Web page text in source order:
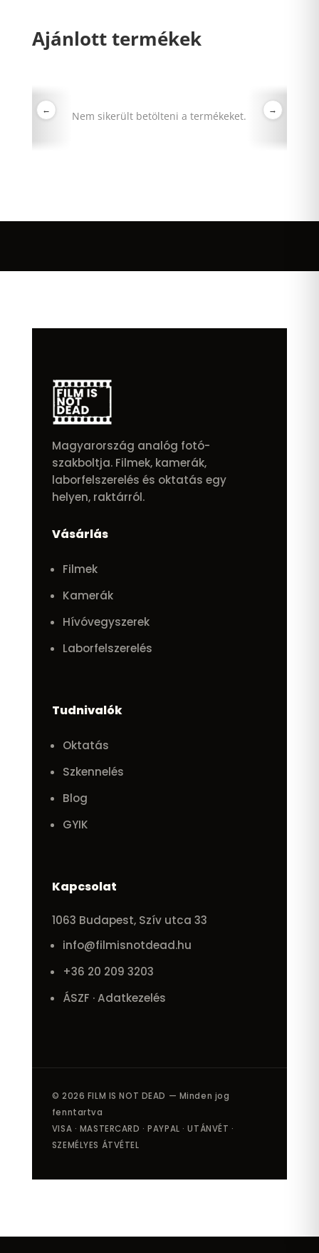
Ajánlott termékek
← →
Nem sikerült betölteni a termékeket.
Magyarország analóg fotó-
szakboltja. Filmek, kamerák,
laborfelszerelés és oktatás egy
helyen, raktárról.
Vásárlás
Filmek
Kamerák
Hívóvegyszerek
Laborfelszerelés
Tudnivalók
Oktatás
Szkennelés
Blog
GYIK
Kapcsolat
1063 Budapest, Szív utca 33
info@filmisnotdead.hu
+36 20 209 3203
ÁSZF · Adatkezelés
© 2026 FILM IS NOT DEAD — Minden jog
fenntartva
VISA · MASTERCARD · PAYPAL · UTÁNVÉT ·
SZEMÉLYES ÁTVÉTEL